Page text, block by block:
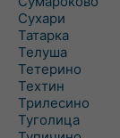
Сухари
Татарка
Телуша
Тетерино
Техтин
Трилесино
Туголица